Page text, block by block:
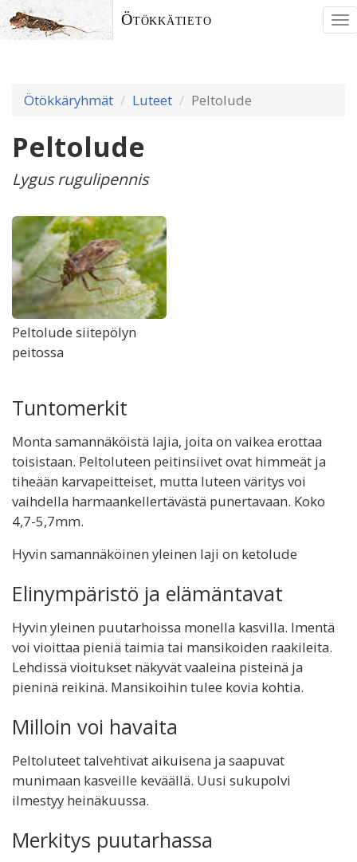
Ötökkätieto
Ötökkäryhmät Luteet Peltolude
Peltolude
Lygus rugulipennis
Peltolude siitepölyn
peitossa
Tuntomerkit
Monta samannäköistä lajia, joita on vaikea erottaa
toisistaan. Peltoluteen peitinsiivet ovat himmeät ja
tiheään karvapeitteiset, mutta luteen väritys voi
vaihdella harmaankellertävästä punertavaan. Koko
4,7-5,7mm.
Hyvin samannäköinen yleinen laji on ketolude
Elinympäristö ja elämäntavat
Hyvin yleinen puutarhoissa monella kasvilla. Imentä
voi vioittaa pieniä taimia tai mansikoiden raakileita.
Lehdissä vioitukset näkyvät vaaleina pisteinä ja
pieninä reikinä. Mansikoihin tulee kovia kohtia.
Milloin voi havaita
Peltoluteet talvehtivat aikuisena ja saapuvat
munimaan kasveille keväällä. Uusi sukupolvi
ilmestyy heinäkuussa.
Merkitys puutarhassa